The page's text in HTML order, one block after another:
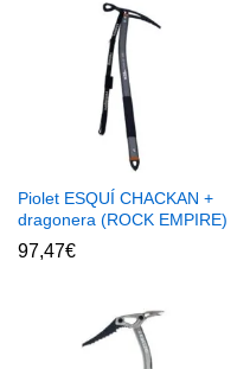
Piolet ESQUÍ CHACKAN +
dragonera (ROCK EMPIRE)
97,47€